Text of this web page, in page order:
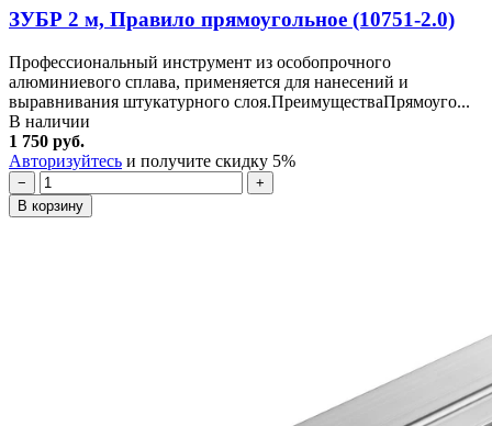
ЗУБР 2 м, Правило прямоугольное (10751-2.0)
Профессиональный инструмент из особопрочного
алюминиевого сплава, применяется для нанесений и
выравнивания штукатурного слоя.ПреимуществаПрямоуго...
В наличии
1 750 руб.
Авторизуйтесь и получите скидку 5%
−
+
В корзину